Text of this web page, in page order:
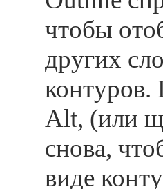
чтобы
других
Alt, (или
снова,
виде